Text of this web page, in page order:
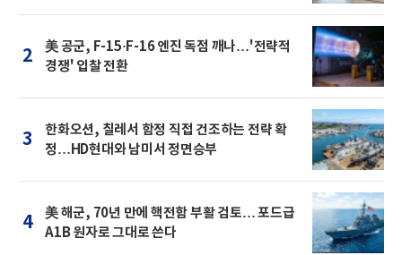
2
美 공군, F-15·F-16 엔진 독점 깨나…'전략적
경쟁' 입찰 전환
3
한화오션, 칠레서 함정 직접 건조하는 전략 확
정…HD현대와 남미서 정면승부
4
美 해군, 70년 만에 핵전함 부활 검토… 포드급
A1B 원자로 그대로 쓴다